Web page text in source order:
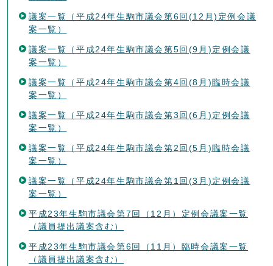
議案一覧（平成24年生駒市議会第6回(12月)定例会議
案一覧）
議案一覧（平成24年生駒市議会第5回(9月)定例会議
案一覧）
議案一覧（平成24年生駒市議会第4回(8月)臨時会議
案一覧）
議案一覧（平成24年生駒市議会第3回(6月)定例会議
案一覧）
議案一覧（平成24年生駒市議会第2回(5月)臨時会議
案一覧）
議案一覧（平成24年生駒市議会第1回(3月)定例会議
案一覧）
平成23年生駒市議会第7回（12月）定例会議案一覧
（議員提出議案含む）
平成23年生駒市議会第6回（11月）臨時会議案一覧
（議員提出議案含む）